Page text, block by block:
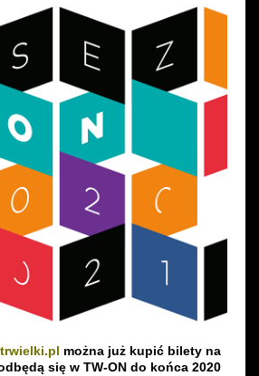
można już kupić bilety na
się w TW-ON do końca 2020